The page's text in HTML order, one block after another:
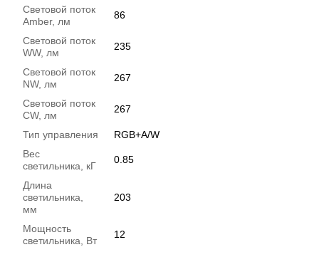
Световой поток
Amber, лм
86
Световой поток
WW, лм
235
Световой поток
NW, лм
267
Световой поток
CW, лм
267
Тип управления
RGB+A/W
Вес
светильника, кГ
0.85
Длина
светильника,
мм
203
Мощность
светильника, Вт
12